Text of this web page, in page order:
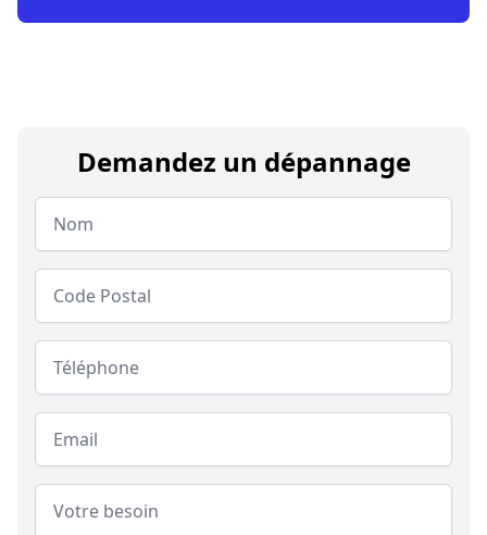
Demandez un dépannage
Nom
Code postal
Téléphone
Email
Message